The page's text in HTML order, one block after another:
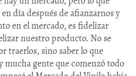
día después de afianzarnos y
en el mercado, es fidelizar
nuestro producto. No se
traerlos, sino saber lo que
mucha gente que comenzó todo